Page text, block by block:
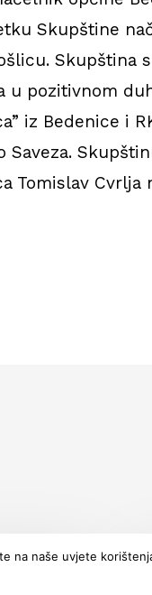
Skupštine
Skupština
u pozitivnom
iz Bedenice i
Saveza.
Tomislav
na naše uvjete